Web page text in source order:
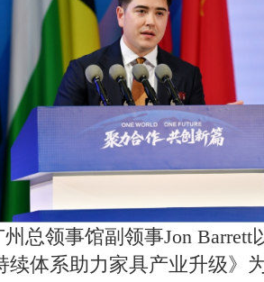
领事馆副领事Jon Barrett
续体系助力家具产业升级》